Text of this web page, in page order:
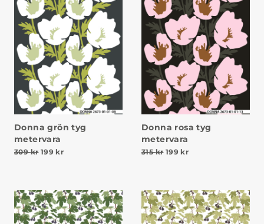
Donna grön tyg
metervara
309kr Det ursprungliga priset var: 309 kr.
199 krDet nuvarande priset är: 199 kr.
Donna rosa tyg
metervara
315kr Det ursprungliga priset
199 krDet nuvarande